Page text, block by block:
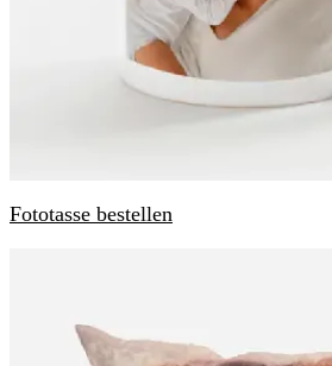
Fototasse bestellen